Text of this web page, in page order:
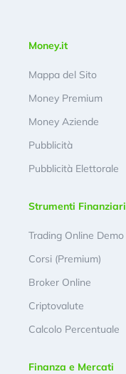
Money.it
Mappa del Sito
Money Premium
Money Aziende
Pubblicità
Pubblicità Elettorale
Strumenti Finanziari
Trading Online Demo
Corsi (Premium)
Broker Online
Criptovalute
Calcolo Percentuale
Finanza e Mercati